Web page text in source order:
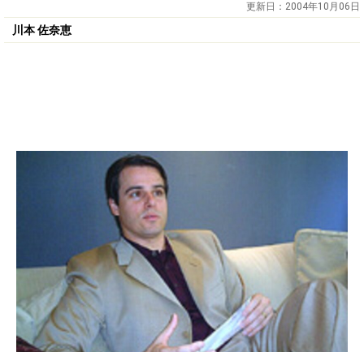
更新日： 2004年10月06日
川本 佐奈恵